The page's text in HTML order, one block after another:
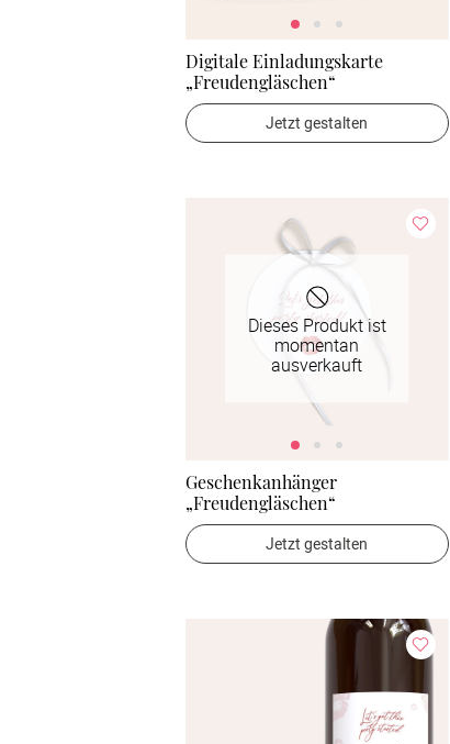
Digitale Einladungskarte
„Freudengläschen“
Jetzt gestalten
Dieses Produkt ist
momentan
ausverkauft
Geschenkanhänger
„Freudengläschen“
Jetzt gestalten